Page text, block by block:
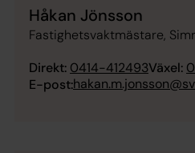
Håkan Jönsson
Fastighetsvaktmästare,
Direkt: 0414-412493Växel:
E-post: